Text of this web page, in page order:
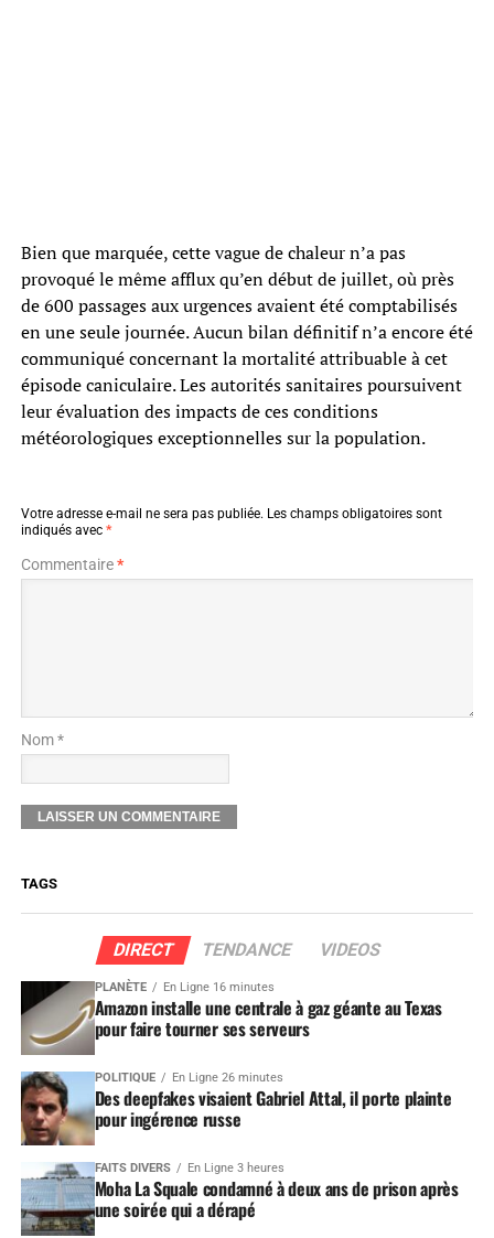
Bien que marquée, cette vague de chaleur n’a pas
provoqué le même afflux qu’en début de juillet, où près
de 600 passages aux urgences avaient été comptabilisés
en une seule journée. Aucun bilan définitif n’a encore été
communiqué concernant la mortalité attribuable à cet
épisode caniculaire. Les autorités sanitaires poursuivent
leur évaluation des impacts de ces conditions
météorologiques exceptionnelles sur la population.
Votre adresse e-mail ne sera pas publiée. Les champs obligatoires sont
indiqués avec *
Commentaire*
Nom *
TAGS
DIRECT TENDANCE VIDEOS
PLANÈTE En Ligne 16 minutes
Amazon installe une centrale à gaz géante au Texas
pour faire tourner ses serveurs
POLITIQUE En Ligne 26 minutes
Des deepfakes visaient Gabriel Attal, il porte plainte
pour ingérence russe
FAITS DIVERS En Ligne 3 heures
Moha La Squale condamné à deux ans de prison après
une soirée qui a dérapé